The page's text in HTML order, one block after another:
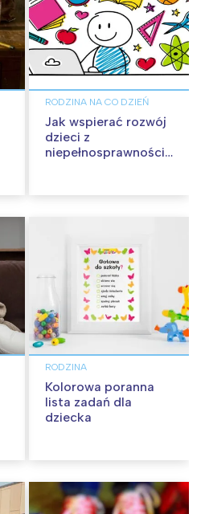
RODZINA NA CO DZIEŃ
Jak wspierać rozwój
dzieci z
niepełnosprawnością
RODZINA
Kolorowa poranna
lista zadań dla
dziecka